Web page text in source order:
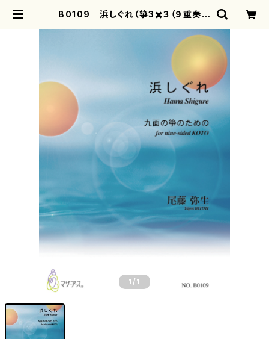
B0109 浜しぐれ（箏3✖️３（９重奏）/
1 /1